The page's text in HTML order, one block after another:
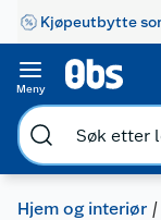
Kjøpeutbytte
Meny
Hjem og interiør